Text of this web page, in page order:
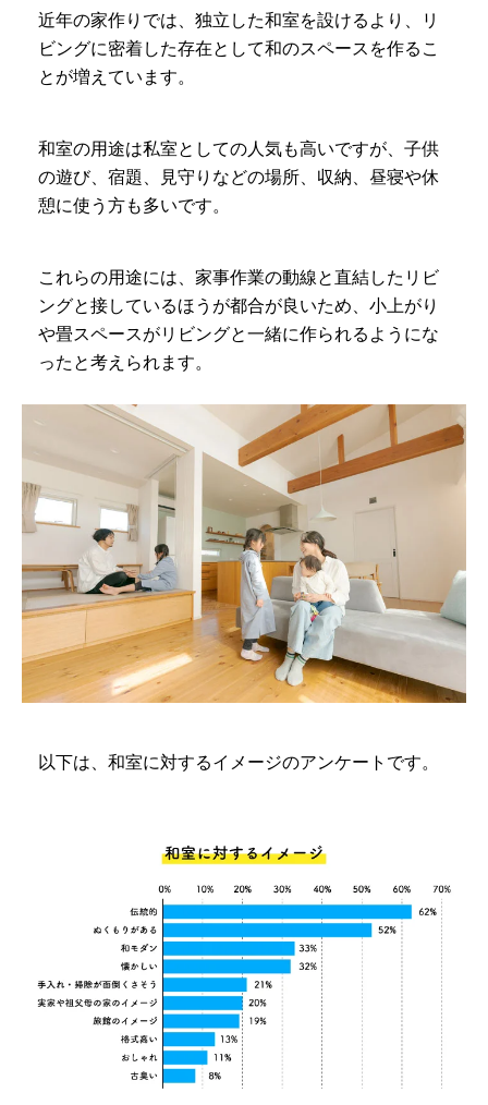
近年の家作りでは、独立した和室を設けるより、リ
ビングに密着した存在として和のスペースを作るこ
とが増えています。
和室の用途は私室としての人気も高いですが、子供
の遊び、宿題、見守りなどの場所、収納、昼寝や休
憩に使う方も多いです。
これらの用途には、家事作業の動線と直結したリビ
ングと接しているほうが都合が良いため、小上がり
や畳スペースがリビングと一緒に作られるようにな
ったと考えられます。
以下は、和室に対するイメージのアンケートです。